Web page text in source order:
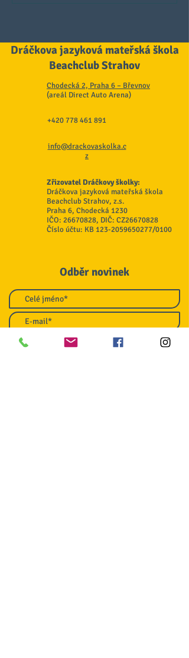
Dráčkova jazyková mateřská škola
Beachclub Strahov
Chodecká 2, Praha 6 – Břevnov
(areál Direct Auto Arena)
+420 778 461 891
info@drackovaskolka.c
z
Zřizovatel Dráčkovy školky:
Dráčkova jazyková mateřská škola
Beachclub Strahov, z.s.
Praha 6, Chodecká 1230
IČO: 26670828, DIČ: CZ26670828
Číslo účtu: KB 123-2059650277/0100
Odběr novinek
Souhlasím se zpracováním osobních
GDPR zde